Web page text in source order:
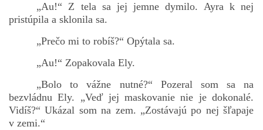
„Au!“ Z tela sa jej jemne dymilo. Ayra k nej
pristúpila a sklonila sa.
„Prečo mi to robíš?“ Opýtala sa.
„Au!“ Zopakovala Ely.
„Bolo to vážne nutné?“ Pozeral som sa na
bezvládnu Ely. „Veď jej maskovanie nie je dokonalé.
Vidíš?“ Ukázal som na zem. „Zostávajú po nej šľapaje
v zemi.“